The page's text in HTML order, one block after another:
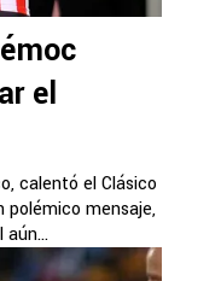
el
calentó el Clásico
polémico mensaje,
aún...